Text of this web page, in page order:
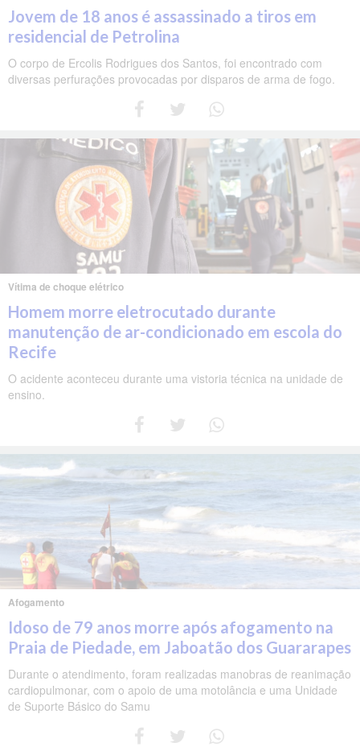
Jovem de 18 anos é assassinado a tiros em
residencial de Petrolina
O corpo de Ercolis Rodrigues dos Santos, foi encontrado com
diversas perfurações provocadas por disparos de arma de fogo.
Vítima de choque elétrico
Homem morre eletrocutado durante
manutenção de ar-condicionado em escola do
Recife
O acidente aconteceu durante uma vistoria técnica na unidade de
ensino.
Afogamento
Idoso de 79 anos morre após afogamento na
Praia de Piedade, em Jaboatão dos Guararapes
Durante o atendimento, foram realizadas manobras de reanimação
cardiopulmonar, com o apoio de uma motolância e uma Unidade
de Suporte Básico do Samu